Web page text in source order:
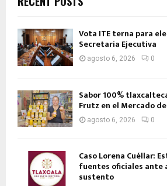
Vota ITE terna para
Secretaria Ejecutiva
agosto 6, 2026 0
Sabor 100%
Frutz en el Mercado
agosto 6, 2026 0
Caso Lorena Cuéllar:
fuentes oficiales ante
sustento